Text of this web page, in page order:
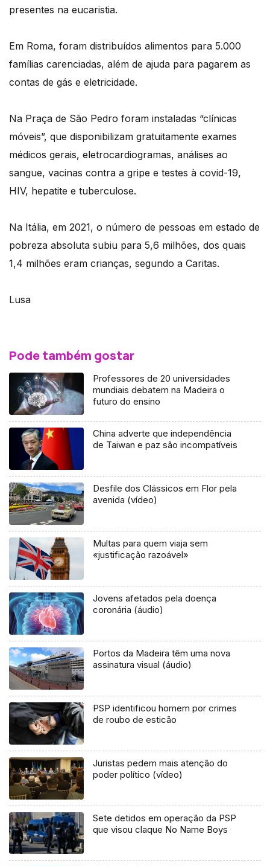
presentes na eucaristia.
Em Roma, foram distribuídos alimentos para 5.000
famílias carenciadas, além de ajuda para pagarem as
contas de gás e eletricidade.
Na Praça de São Pedro foram instaladas “clínicas
móveis”, que disponibilizam gratuitamente exames
médicos gerais, eletrocardiogramas, análises ao
sangue, vacinas contra a gripe e testes à covid-19,
HIV, hepatite e tuberculose.
Na Itália, em 2021, o número de pessoas em estado de
pobreza absoluta subiu para 5,6 milhões, dos quais
1,4 milhões eram crianças, segundo a Caritas.
Lusa
Pode também gostar
Professores de 20 universidades
mundiais debatem na Madeira o
futuro do ensino
China adverte que independência
de Taiwan e paz são incompatíveis
Desfile dos Clássicos em Flor pela
avenida (vídeo)
Multas para quem viaja sem
«justificação razoável»
Jovens afetados pela doença
coronária (áudio)
Portos da Madeira têm uma nova
assinatura visual (áudio)
PSP identificou homem por crimes
de roubo de esticão
Juristas pedem mais atenção do
poder político (vídeo)
Sete detidos em operação da PSP
que visou claque No Name Boys